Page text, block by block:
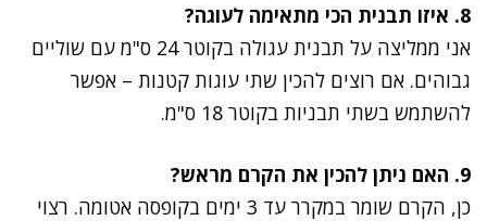
8. איזו תבנית הכי מתאימה לעוגה?
אני ממליצה על תבנית עגולה בקוטר 24 ס"מ עם שוליים
גבוהים. אם רוצים להכין שתי עוגות קטנות – אפשר
להשתמש בשתי תבניות בקוטר 18 ס"מ.
9. האם ניתן להכין את הקרם מראש?
כן, הקרם שומר במקרר עד 3 ימים בקופסה אטומה. רצוי